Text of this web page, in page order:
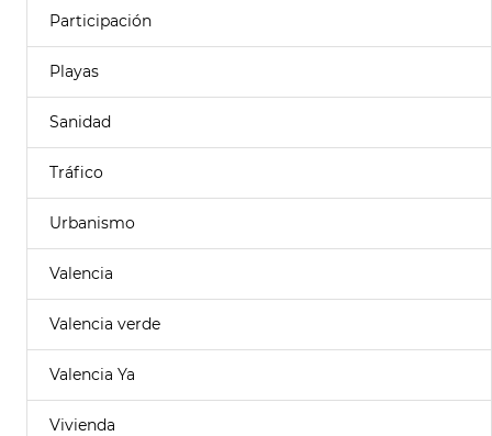
Participación
Playas
Sanidad
Tráfico
Urbanismo
Valencia
Valencia verde
Valencia Ya
Vivienda